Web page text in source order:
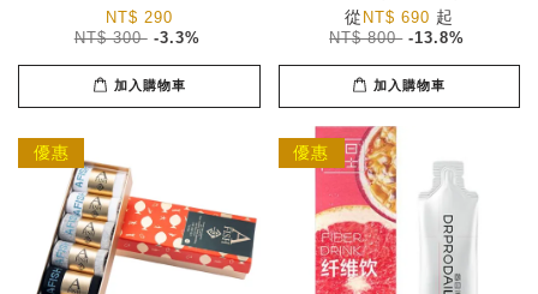
NT$ 290
NT$ 300 -3.3%
加入購物車
從 NT$ 690 起
NT$ 800 -13.8%
加入購物車
優惠 優惠